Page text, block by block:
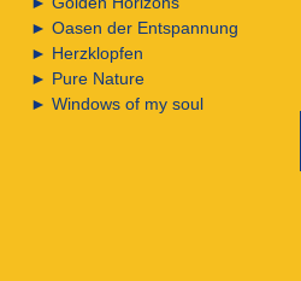
► Oasen der Entspannung
► Herzklopfen
► Pure Nature
► Windows of my soul